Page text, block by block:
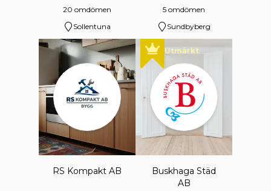
20 omdömen
Sollentuna
5 omdömen
Sundbyberg
RS Kompakt AB
Utmärkt
Buskhaga Städ
AB